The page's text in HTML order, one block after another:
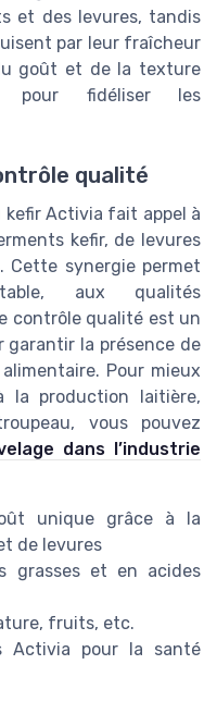
et des levures, tandis
par leur fraîcheur
goût et de la texture
fidéliser les
qualité
Activia fait appel à
kefir, de levures
Cette synergie permet
aux qualités
contrôle qualité est un
garantir la présence de
Pour mieux
la production laitière,
vous pouvez
dans l’industrie
unique grâce à la
de levures
grasses et en acides
fruits, etc.
Activia pour la santé